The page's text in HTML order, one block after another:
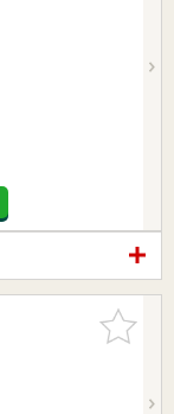
お気に入
りに追加